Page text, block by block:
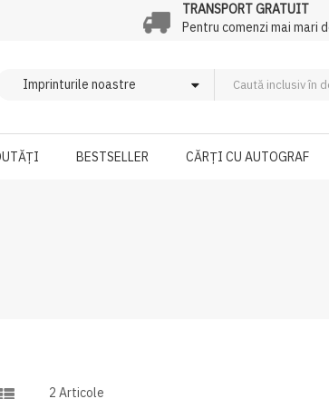
TRANSPORT GRATUIT
Pentru comenzi mai mari
BESTSELLER CĂRȚI CU AUTOGRAF
2 Articole